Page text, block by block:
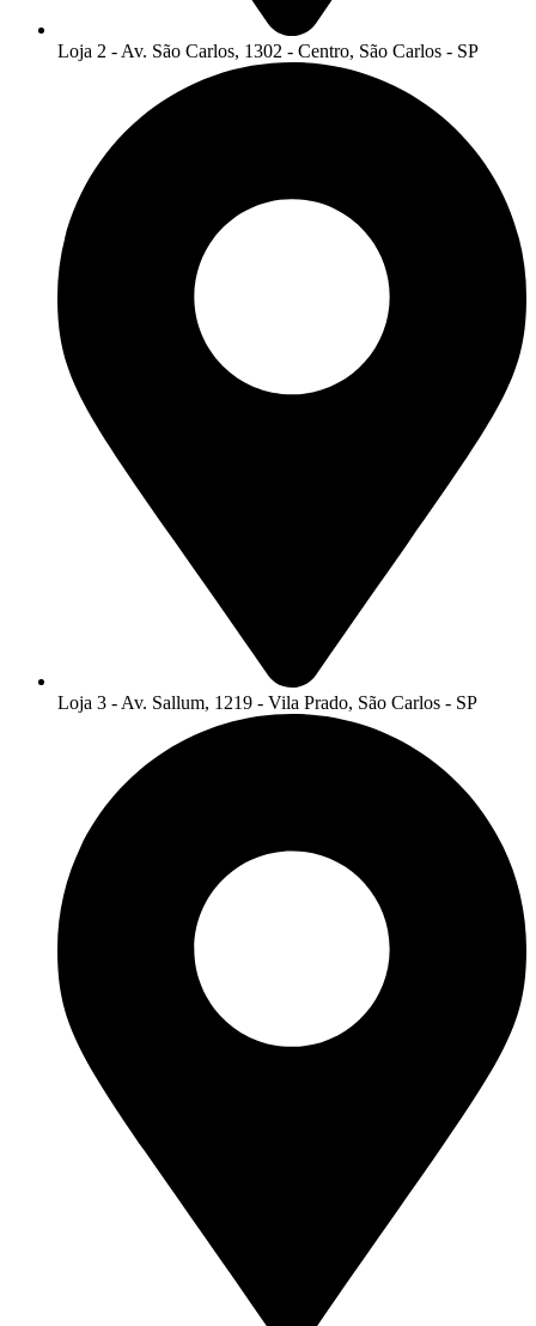
Loja 2 - Av. São Carlos, 1302 - Centro, São Carlos - SP
Loja 3 - Av. Sallum, 1219 - Vila Prado, São Carlos - SP